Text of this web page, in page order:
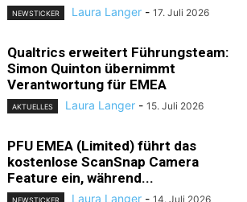
NEWSTICKER Laura Langer - 17. Juli 2026
Qualtrics erweitert Führungsteam:
Simon Quinton übernimmt
Verantwortung für EMEA
AKTUELLES Laura Langer - 15. Juli 2026
PFU EMEA (Limited) führt das
kostenlose ScanSnap Camera
Feature ein, während...
NEWSTICKER Laura Langer - 14. Juli 2026